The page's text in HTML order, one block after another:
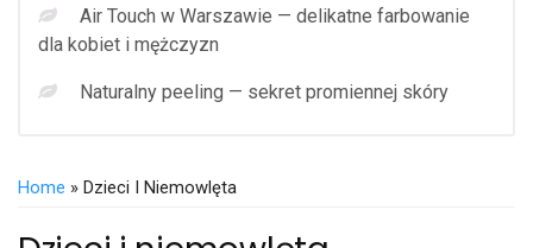
Air Touch w Warszawie — delikatne farbowanie
dla kobiet i mężczyzn
Naturalny peeling — sekret promiennej skóry
Home » Dzieci I Niemowlęta